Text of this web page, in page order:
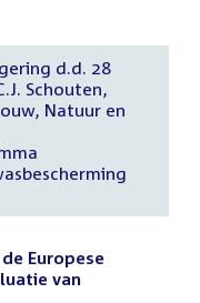
d.d. 28
Schouten,
Natuur en
Europese
van